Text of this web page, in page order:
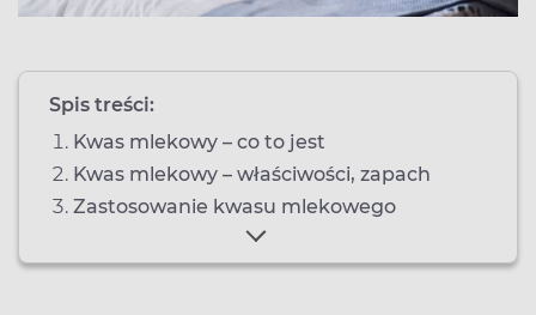
Spis treści:
Kwas mlekowy – co to jest
Kwas mlekowy – właściwości, zapach
Zastosowanie kwasu mlekowego